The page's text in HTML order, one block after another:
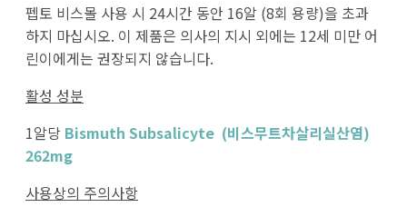
펩토 비스몰 사용 시 24시간 동안 16알 (8회 용량)을 초과
하지 마십시오. 이 제품은 의사의 지시 외에는 12세 미만 어
린이에게는 권장되지 않습니다.
활성 성분
1알당 Bismuth Subsalicyte (비스무트차살리실산염)
262mg
사용상의 주의사항